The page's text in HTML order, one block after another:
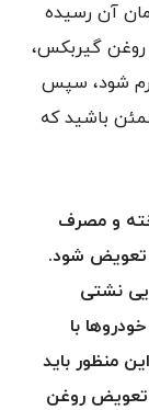
آن رسیده
گیربکس،
شود، سپس
باشید که
و مصرف
هر 45000 کیلومتر تعویض شود.
نشتی
با
منظور باید
تعویض روغن